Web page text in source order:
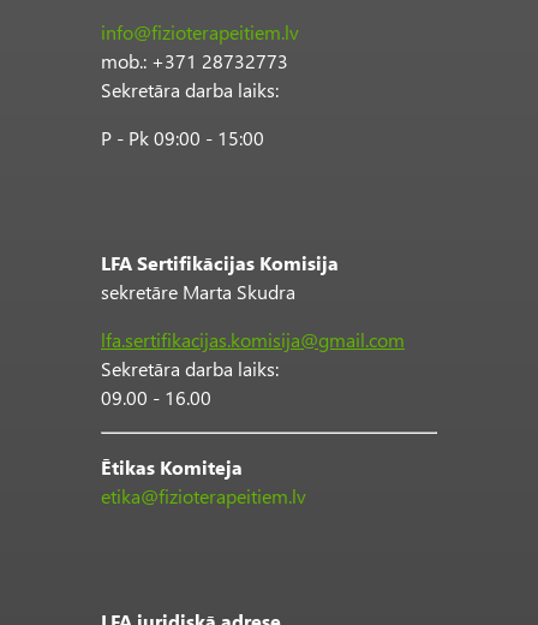
info@fizioterapeitiem.lv
mob.: +371 28732773
Sekretāra darba laiks:
P - Pk 09:00 - 15:00
LFA Sertifikācijas Komisija
sekretāre Marta Skudra
lfa.sertifikacijas.komisija@gmail.com
Sekretāra darba laiks:
09.00 - 16.00
Ētikas Komiteja
etika@fizioterapeitiem.lv